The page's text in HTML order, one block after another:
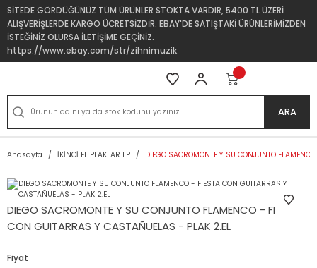
SİTEDE GÖRDÜĞÜNÜZ TÜM ÜRÜNLER STOKTA VARDIR, 5400 TL ÜZERİ
ALIŞVERİŞLERDE KARGO ÜCRETSİZDİR. EBAY'DE SATIŞTAKİ ÜRÜNLERİMİZDEN
İSTEĞİNİZ OLURSA İLETİŞİME GEÇİNİZ.
https://www.ebay.com/str/zihnimuzik
ARA
Anasayfa İKİNCİ EL PLAKLAR LP DIEGO SACROMONTE Y SU CONJUNTO
DIEGO SACROMONTE Y SU CONJUNTO FLAMENCO - FIESTA
CON GUITARRAS Y CASTAÑUELAS - PLAK 2.EL
Fiyat